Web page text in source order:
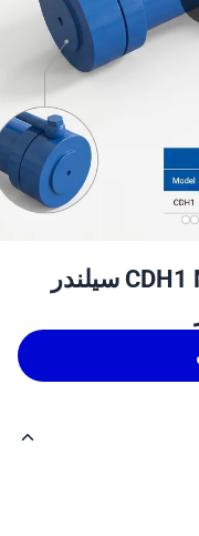
فشار بالا CDH1 MT4 125/70-200 سیلندر